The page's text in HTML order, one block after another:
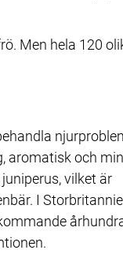
Men hela 120
aromatisk och
vilket är
I